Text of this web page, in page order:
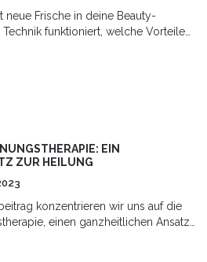
neue Frische in deine Beauty-
Technik funktioniert, welche Vorteile
Glow – ganz ohne komplizierte
verständlich erklärt.
EIN
ZUR HEILUNG
konzentrieren wir uns auf die
einen ganzheitlichen Ansatz